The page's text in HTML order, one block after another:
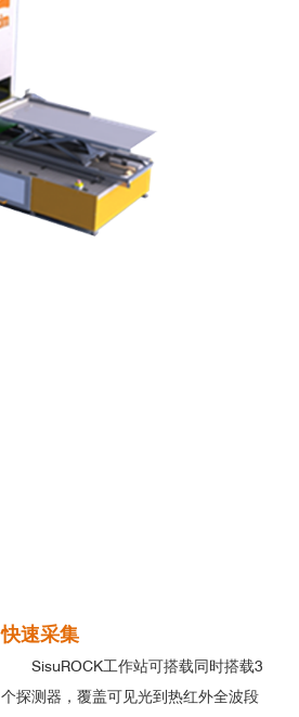
快速采集
SisuROCK工作站可搭载同时搭载3
个探测器，覆盖可见光到热红外全波段